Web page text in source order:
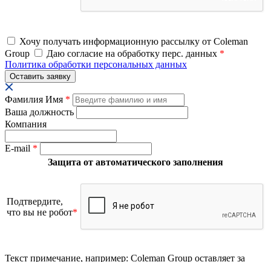
Хочу получать информационную рассылку от Coleman
Group
Даю согласие на обработку перс. данных *
Политика обработки персональных данных
Фамилия Имя *
Ваша должность
Компания
E-mail *
Защита от автоматического заполнения
Подтвердите,
что вы не робот*
Текст примечание, например: Coleman Group оставляет за